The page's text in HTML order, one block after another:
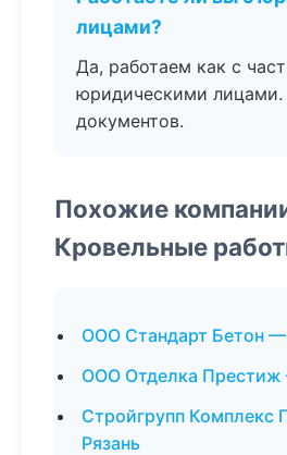
лицами?
Да, работаем как с
юридическими лицами.
документов.
Похожие
Кровельные
ООО Стандарт Бетон
ООО Отделка Престиж
Стройгрупп Комплекс
Рязань